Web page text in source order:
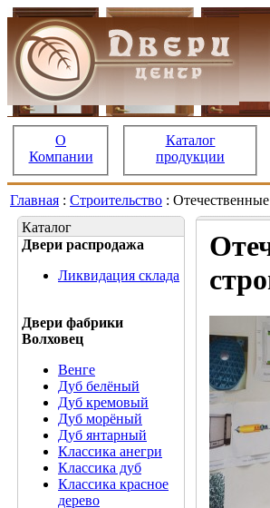
О
Компании
Каталог
продукции
Главная : Строительство :
Каталог
Двери распродажа
Ликвидация склада
Двери фабрики
Волховец
Венге
Дуб белёный
Дуб кремовый
Дуб морёный
Дуб янтарный
Классика анегри
Классика дуб
Классика красное
дерево